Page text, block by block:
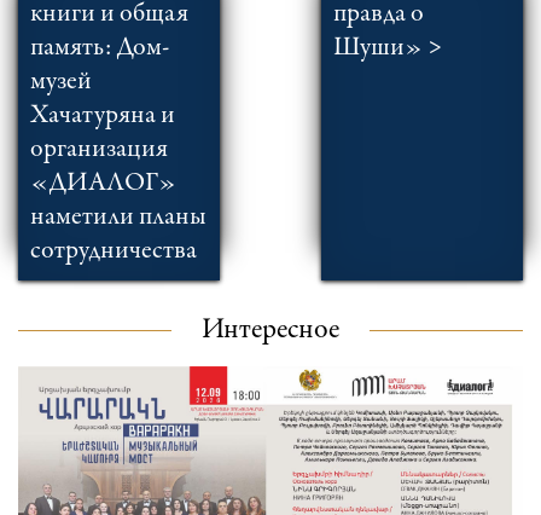
книги и общая
память: Дом-
музей
Хачатуряна и
организация
«ДИАЛОГ»
наметили планы
сотрудничества
правда о
Шуши» >
Интересное